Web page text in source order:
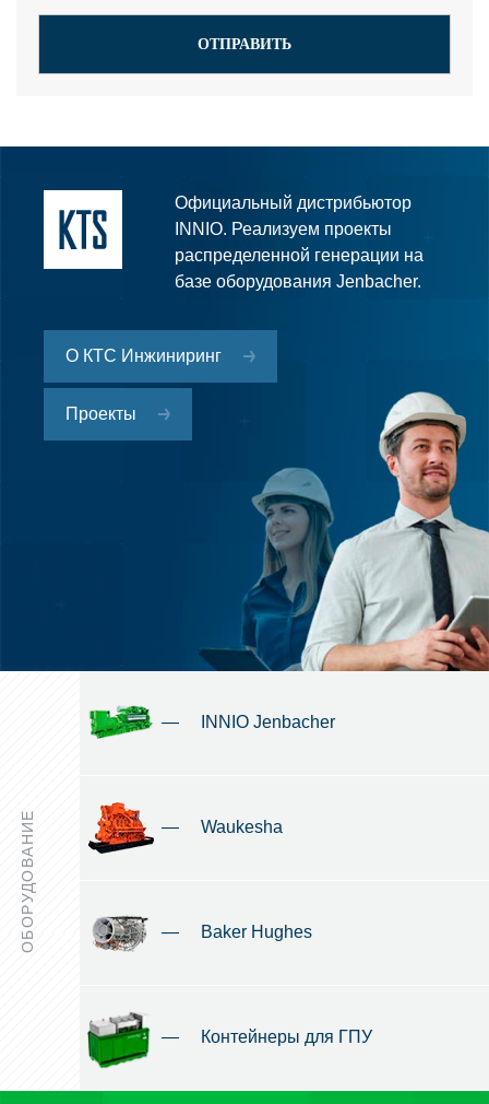
Официальный дистрибьютор
INNIO. Реализуем проекты
распределенной генерации на
базе оборудования Jenbacher.
О КТС Инжиниринг
Проекты
ОБОРУДОВАНИЕ
— INNIO Jenbacher
— Waukesha
— Baker Hughes
— Контейнеры для ГПУ